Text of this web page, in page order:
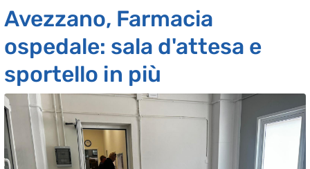
Avezzano, Farmacia
ospedale: sala d'attesa e
sportello in più